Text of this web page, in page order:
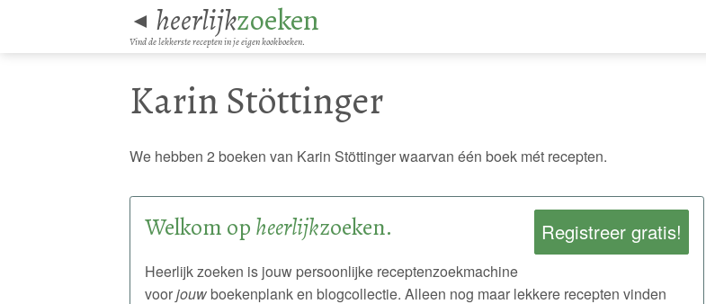
◄ heerlijkzoeken
Vind de lekkerste recepten in je eigen kookboeken.
Karin Stöttinger
We hebben 2 boeken van Karin Stöttinger waarvan één boek mét recepten.
Registreer gratis!
Welkom op heerlijkzoeken.
Heerlijk zoeken is jouw persoonlijke receptenzoekmachine
voorjouwboekenplank en blogcollectie. Alleen nog maar lekkere recepten vinden